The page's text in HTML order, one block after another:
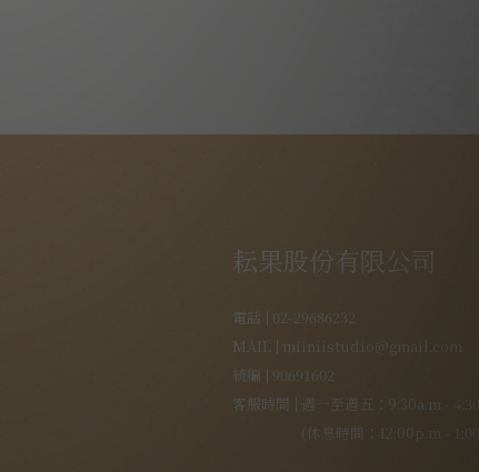
耘果股份有限公司
電話
02-29686232
MAIL
miiniistudio@gmail.com
統編
90691602
客服時間
週一至週五：9:30a.m -
(休息時間：12:00p.m -